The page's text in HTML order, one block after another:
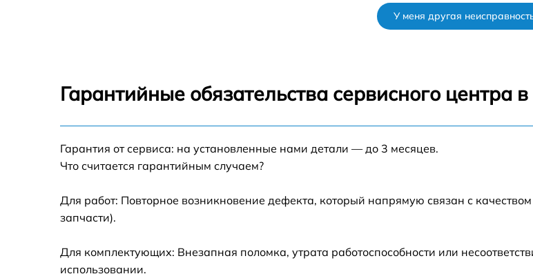
У меня другая
Гарантийные обязательства сервисного центра
Гарантия от сервиса: на установленные нами детали — до 3 месяцев.
Что считается гарантийным случаем?
Для работ: Повторное возникновение дефекта, который напрямую связан с
запчасти).
Для комплектующих: Внезапная поломка, утрата работоспособности или
использовании.